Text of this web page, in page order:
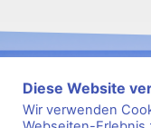
Diese Website
Wir verwenden